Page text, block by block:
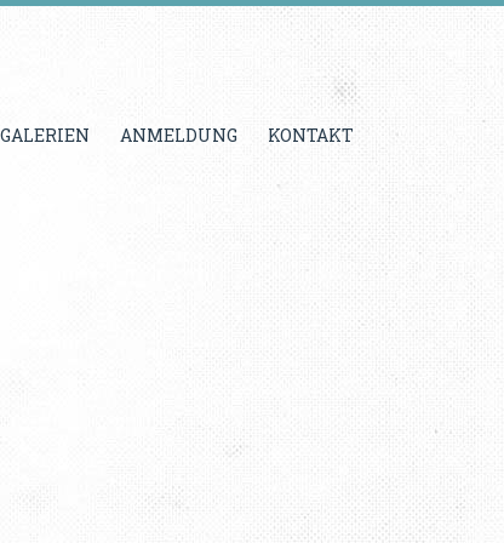
GALERIEN ANMELDUNG
KONTAKT